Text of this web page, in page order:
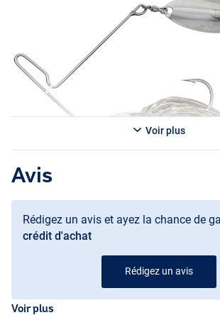
H-04
Voir plus
Avis
Rédigez un avis et ayez la chance de
crédit d'achat
Rédigez un avis
Voir plus